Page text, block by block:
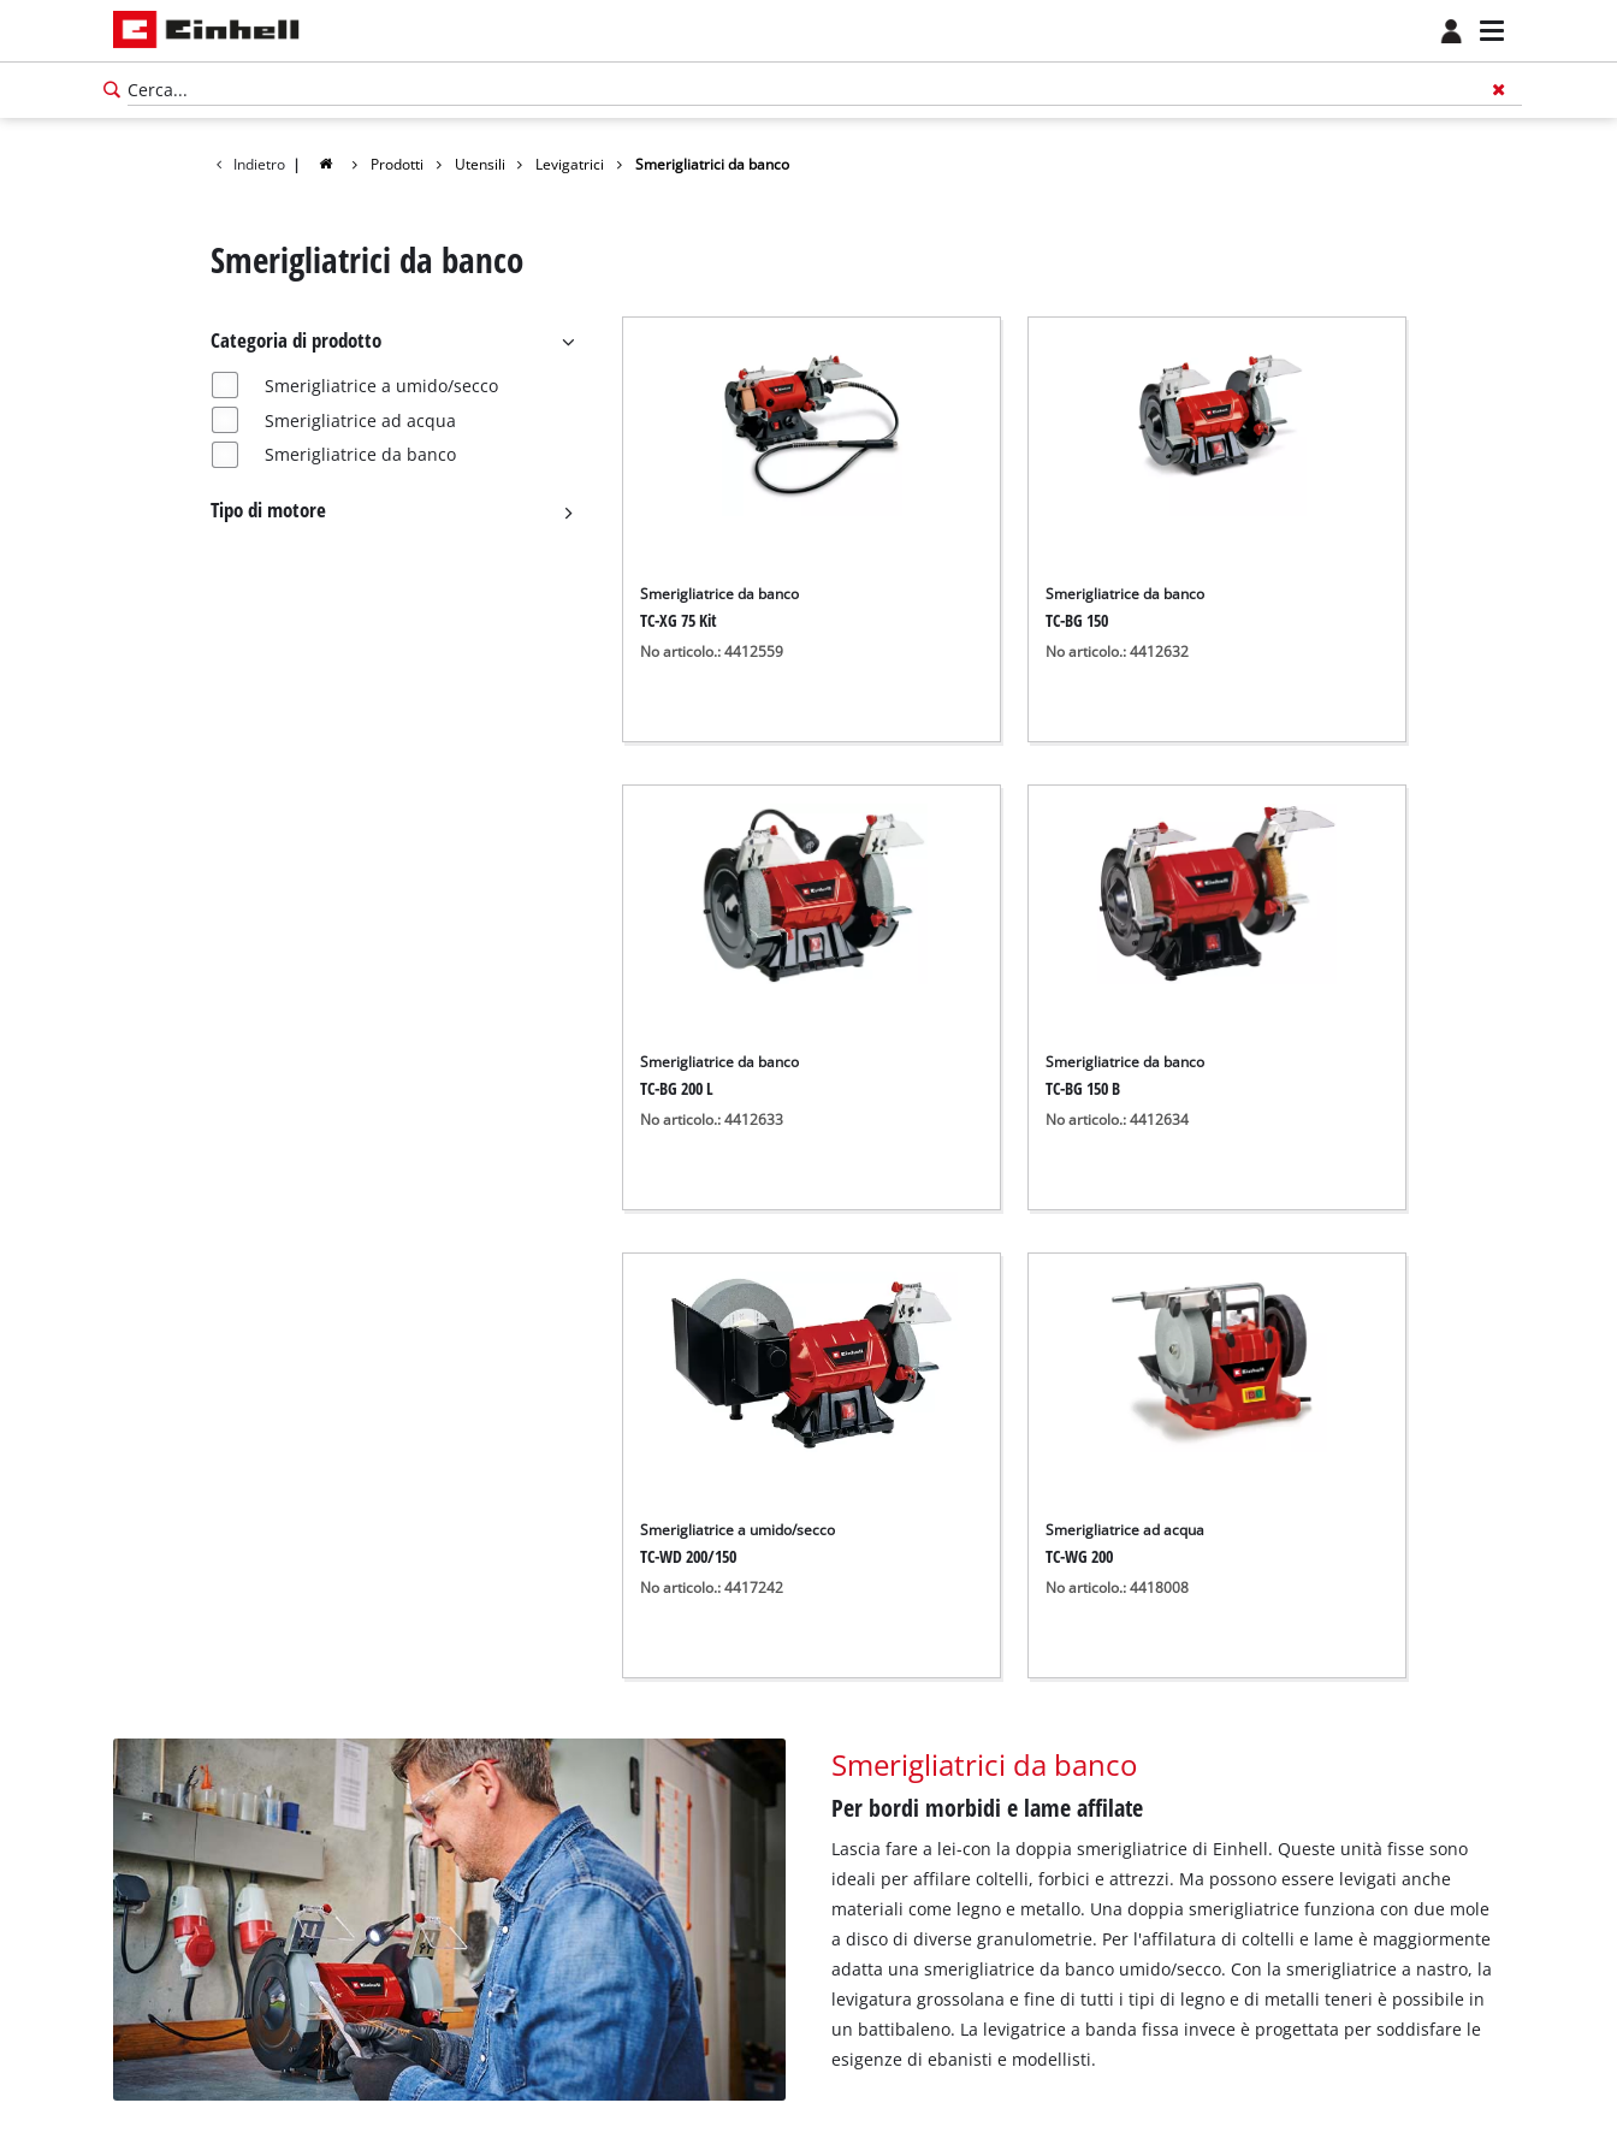
Indietro | Prodotti Utensili Levigatrici Smerigliatrici da banco
Smerigliatrici da banco
Categoria di prodotto
Smerigliatrice a umido/secco
Smerigliatrice ad acqua
Smerigliatrice da banco
Tipo di motore
Smerigliatrice da banco
TC-XG 75 Kit
No articolo.: 4412559
Smerigliatrice da banco
TC-BG 150
No articolo.: 4412632
Smerigliatrice da banco
TC-BG 200 L
No articolo.: 4412633
Smerigliatrice da banco
TC-BG 150 B
No articolo.: 4412634
Smerigliatrice a umido/secco
TC-WD 200/150
No articolo.: 4417242
Smerigliatrice ad acqua
TC-WG 200
No articolo.: 4418008
Smerigliatrici da banco
Per bordi morbidi e lame affilate
Lascia fare a lei-con la doppia smerigliatrice di Einhell. Queste unità fisse sono
ideali per affilare coltelli, forbici e attrezzi. Ma possono essere levigati anche
materiali come legno e metallo. Una doppia smerigliatrice funziona con due mole
a disco di diverse granulometrie. Per l'affilatura di coltelli e lame è maggiormente
adatta una smerigliatrice da banco umido/secco. Con la smerigliatrice a nastro, la
levigatura grossolana e fine di tutti i tipi di legno e di metalli teneri è possibile in
un battibaleno. La levigatrice a banda fissa invece è progettata per soddisfare le
esigenze di ebanisti e modellisti.